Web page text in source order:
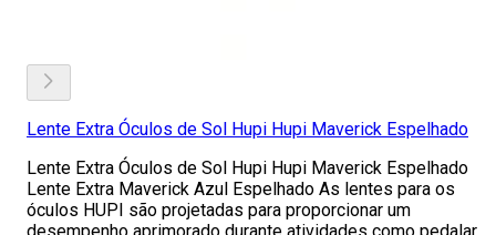
Lente Extra Óculos de Sol Hupi Hupi Maverick Espelhado
Lente Extra Óculos de Sol Hupi Hupi Maverick Espelhado
Lente Extra Maverick Azul Espelhado As lentes para os
óculos HUPI são projetadas para proporcionar um